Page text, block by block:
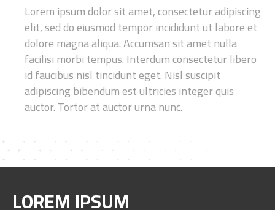
Lorem ipsum dolor sit amet, consectetur adipiscing
elit, sed do eiusmodtempor incididunt ut labore et
dolore magna aliqua. Accumsan sit ametnulla
facilisi morbi tempus. Interdum consectetur libero
id faucibus nisl tincidunt eget. Nisl suscipit
adipiscing bibendum est ultricies integerquis
auctor. Tortor at auctor urna nunc.
LOREM IPSUM